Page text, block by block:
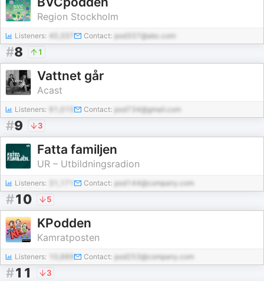
Region Stockholm
Listeners: 40,337 Contact: pod337@abc.com
#8 1
Vattnet går
Acast
Listeners: Contact: pod734@gmail.com
#9 3
Fatta familjen
UR – Utbildningsradion
Listeners: Contact: pod144@company.com
#10 5
KPodden
Kamratposten
Listeners: Contact: pod253@company.com
#11 3